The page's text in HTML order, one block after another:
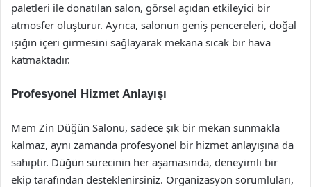
paletleri ile donatılan salon, görsel açıdan etkileyici bir
atmosfer oluşturur. Ayrıca, salonun geniş pencereleri, doğal
ışığın içeri girmesini sağlayarak mekana sıcak bir hava
katmaktadır.
Profesyonel Hizmet Anlayışı
Mem Zin Düğün Salonu, sadece şık bir mekan sunmakla
kalmaz, aynı zamanda profesyonel bir hizmet anlayışına da
sahiptir. Düğün sürecinin her aşamasında, deneyimli bir
ekip tarafından desteklenirsiniz. Organizasyon sorumluları,